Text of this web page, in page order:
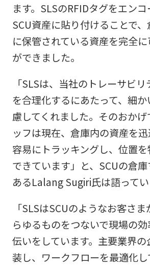
ます。SLSのRFIDタグをエン
SCU資産に貼り付けることで
に保管されている資産を完全
ができました。
「SLSは、当社のトレーサビ
を合理化するにあたって、細
慮してくれました。そのおか
ッフは現在、倉庫内の資産を
容易にトラッキングし、位置
できています」と、SCUの倉
あるLalang Sugiri氏は語ってい
「SLSはSCUのようなお客さ
らゆるものをつないで現場の
伝いをしています。主要業界の
装し、ワークフローを最適化